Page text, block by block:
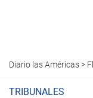
Diario las Américas>
TRIBUNALES